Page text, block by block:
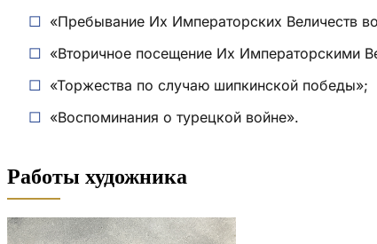
«Пребывание Их Императорских Величеств
«Вторичное посещение Их Императорскими
«Торжества по случаю шипкинской победы»;
«Воспоминания о турецкой войне».
Работы художника